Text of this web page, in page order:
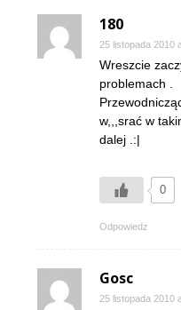
180
25 listopada 2010
Wreszcie
problemach .
w,,,srać w
dalej .:|
0
Odpowiedz
Gosc
25 listopada 2010